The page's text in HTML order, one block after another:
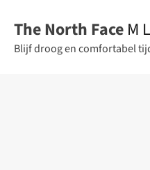
The North Face M
Blijf droog en comfortabel